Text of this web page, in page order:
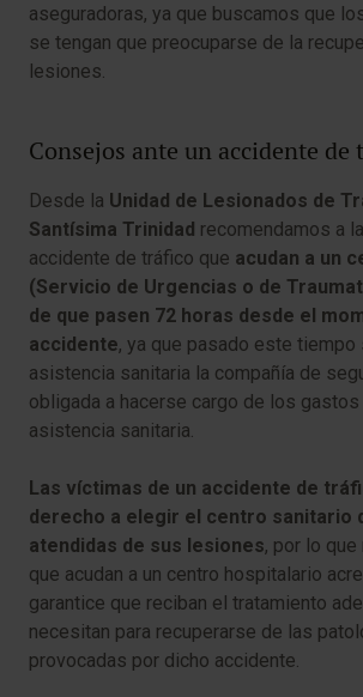
aseguradoras, ya que buscamos que
se tengan que preocuparse de la
lesiones.
Consejos ante un accidente de
Desde la Unidad de Lesionados de
Santísima Trinidad recomendamos a
accidente de tráfico que acudan a un
(Servicio de Urgencias o de
de que pasen 72 horas desde el
accidente, ya que pasado este
asistencia sanitaria la compañía de
obligada a hacerse cargo de los
asistencia sanitaria.
Las víctimas de un accidente de
derecho a elegir el centro sanitario
atendidas de sus lesiones, por lo
que acudan a un centro hospitalario
garantice que reciban el tratamiento
necesitan para recuperarse de las
provocadas por dicho accidente.